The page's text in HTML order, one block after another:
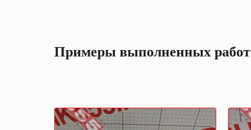
Примеры выполненных работ